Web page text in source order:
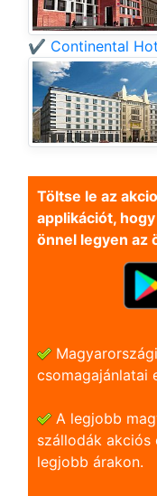
✔️ Continental
Töltse le az
applikációt,
önnel legyen az
csomagajánlatai
A legjobb
szállodák akciós
legjobb árakon.